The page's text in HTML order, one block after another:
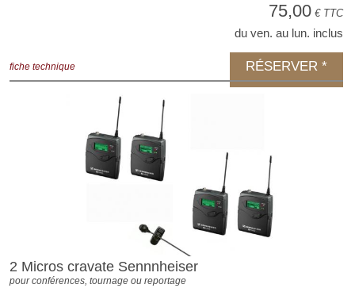
75,00 € TTC
du ven. au lun. inclus
fiche technique RÉSERVER *
2 Micros cravate Sennnheiser
pour conférences, tournage ou reportage